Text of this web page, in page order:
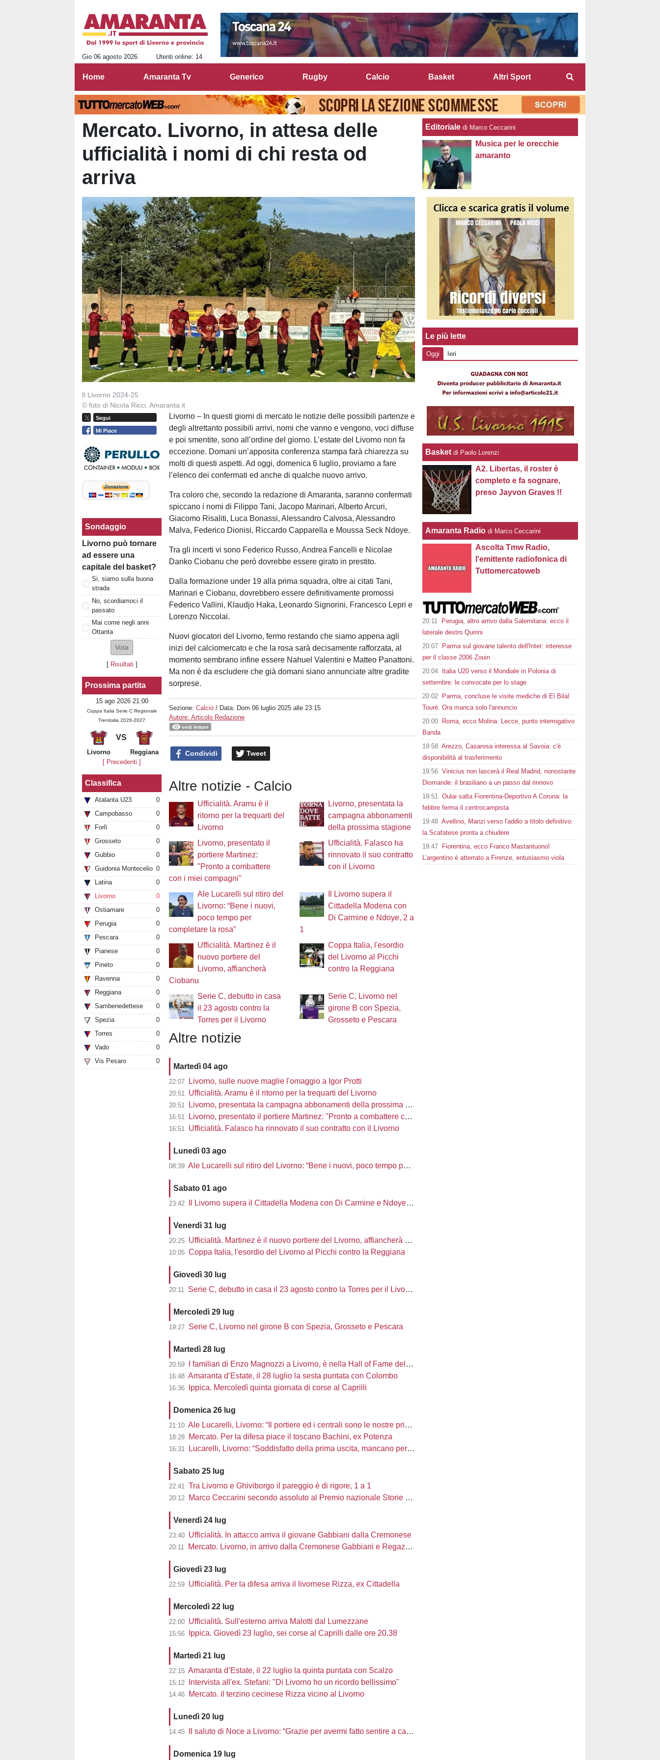
Gio 06 agosto 2026 Utenti online: 14
Home Amaranta Tv Generico Rugby Calcio Basket Altri Sport
Mercato. Livorno, in attesa delle
ufficialità i nomi di chi resta od
arriva
Il Livorno 2024-25
© foto di Nicola Ricci, Amaranta.it
Segui
Mi Piace
Sondaggio
Livorno può tornare
ad essere una
capitale del basket?
Si, siamo sulla buona
strada
No, scordiamoci il
passato
Mai come negli anni
Ottanta
[ Risultati ]
Prossima partita
15 ago 2026 21:00
Coppa Italia Serie C Regionale
Trenitalia 2026-2027
VS
Livorno
Reggiana
[ Precedenti ]
Classifica
Atalanta U23
0
Campobasso
0
Forlì
0
Grosseto
0
Gubbio
0
Guidonia Montecelio 0
Latina
0
Livorno
0
Ostiamare
0
Perugia
0
Pescara
0
Pianese
0
Pineto
0
Ravenna
0
Reggiana
0
Sambenedettese
0
Spezia
0
Torres
0
Vado
0
Vis Pesaro
0
Livorno – In questi giorni di mercato le notizie delle possibili partenze e
degli altrettanto possibili arrivi, nomi che vanno e vengono, voci diffuse
e poi smentite, sono all’ordine del giorno. L’estate del Livorno non fa
eccezione. Domani un’apposita conferenza stampa farà chiarezza su
molti di questi aspetti. Ad oggi, domenica 6 luglio, proviamo a fare
l’elenco dei confermati ed anche di qualche nuovo arrivo.
Tra coloro che, secondo la redazione di Amaranta, saranno confermati
spiccano i nomi di Filippo Tani, Jacopo Marinari, Alberto Arcuri,
Giacomo Risaliti, Luca Bonassi, Alessandro Calvosa, Alessandro
Malva, Federico Dionisi, Riccardo Capparella e Moussa Seck Ndoye.
Tra gli incerti vi sono Federico Russo, Andrea Fancelli e Nicolae
Danko Ciobanu che però dovrebbe essere girato in prestito.
Dalla formazione under 19 alla prima squadra, oltre ai citati Tani,
Marinari e Ciobanu, dovrebbero essere definitivamente promossi
Federico Vallini, Klaudjo Haka, Leonardo Signorini, Francesco Lepri e
Lorenzo Niccolai.
Nuovi giocatori del Livorno, fermo restando che siamo appena agli
inizi del calciomercato e che la rosa sarà decisamente rafforzata, al
momento sembrano infine essere Nahuel Valentini e Matteo Panattoni.
Ma non è da escludere che già domani siano annunciate altre gradite
sorprese.
Sezione:Calcio / Data: Dom 06 luglio 2025 alle 23:15
Autore: Articolo Redazione
vedi letture
Condividi Tweet
Altre notizie - Calcio
Ufficialità. Aramu è il
ritorno per la trequarti del
Livorno
Livorno, presentata la
campagna abbonamenti
della prossima stagione
Livorno, presentato il
portiere Martinez:
"Pronto a combattere
con i miei compagni"
Ufficialità. Falasco ha
rinnovato il suo contratto
con il Livorno
Ale Lucarelli sul ritiro del
Livorno: “Bene i nuovi,
poco tempo per
completare la rosa”
Il Livorno supera il
Cittadella Modena con
Di Carmine e Ndoye, 2 a
1
Ufficialità. Martinez è il
nuovo portiere del
Livorno, affiancherà
Ciobanu
Coppa Italia, l'esordio
del Livorno al Picchi
contro la Reggiana
Serie C, debutto in casa
il 23 agosto contro la
Torres per il Livorno
Serie C, Livorno nel
girone B con Spezia,
Grosseto e Pescara
Altre notizie
Martedì 04 ago
22:07 Livorno, sulle nuove maglie l'omaggio a Igor Protti
20:51 Ufficialità. Aramu è il ritorno per la trequarti del Livorno
20:51 Livorno, presentata la campagna abbonamenti della prossima stagione
16:51 Livorno, presentato il portiere Martinez: "Pronto a combattere con i miei compagni"
16:51 Ufficialità. Falasco ha rinnovato il suo contratto con il Livorno
Lunedì 03 ago
08:39 Ale Lucarelli sul ritiro del Livorno: “Bene i nuovi, poco tempo per completare la rosa”
Sabato 01 ago
23:42 Il Livorno supera il Cittadella Modena con Di Carmine e Ndoye, 2 a 1
Venerdì 31 lug
20:25 Ufficialità. Martinez è il nuovo portiere del Livorno, affiancherà Ciobanu
10:05 Coppa Italia, l'esordio del Livorno al Picchi contro la Reggiana
Giovedì 30 lug
20:11 Serie C, debutto in casa il 23 agosto contro la Torres per il Livorno
Mercoledì 29 lug
19:27 Serie C, Livorno nel girone B con Spezia, Grosseto e Pescara
Martedì 28 lug
20:59 I familiari di Enzo Magnozzi a Livorno, è nella Hall of Fame del calcio Usa
16:48 Amaranta d’Estate, il 28 luglio la sesta puntata con Colombo
16:36 Ippica. Mercoledì quinta giornata di corse al Caprilli
Domenica 26 lug
21:10 Ale Lucarelli, Livorno: “Il portiere ed i centrali sono le nostre priorità”
18:28 Mercato. Per la difesa piace il toscano Bachini, ex Potenza
16:31 Lucarelli, Livorno: “Soddisfatto della prima uscita, mancano però una decina di innesti”
Sabato 25 lug
22:41 Tra Livorno e Ghiviborgo il pareggio è di rigore, 1 a 1
20:12 Marco Ceccarini secondo assoluto al Premio nazionale Storie di Sport
Venerdì 24 lug
23:40 Ufficialità. In attacco arriva il giovane Gabbiani dalla Cremonese
20:11 Mercato. Livorno, in arrivo dalla Cremonese Gabbiani e Regazzetti
Giovedì 23 lug
22:59 Ufficialità. Per la difesa arriva il livornese Rizza, ex Cittadella
Mercoledì 22 lug
22:00 Ufficialità. Sull'esterno arriva Malotti dal Lumezzane
15:56 Ippica. Giovedì 23 luglio, sei corse al Caprilli dalle ore 20.38
Martedì 21 lug
22:15 Amaranta d’Estate, il 22 luglio la quinta puntata con Scalzo
15:12 Intervista all'ex. Stefani: "Di Livorno ho un ricordo bellissimo"
14:46 Mercato. il terzino cecinese Rizza vicino al Livorno
Lunedì 20 lug
14:45 Il saluto di Noce a Livorno: “Grazie per avermi fatto sentire a casa”
Domenica 19 lug
Editoriale di Marco Ceccarini
Musica per le orecchie
amaranto
Le più lette
Oggi Ieri
Basket di Paolo Lorenzi
A2. Libertas, il roster è
completo e fa sognare,
preso Jayvon Graves !!
Amaranta Radio di Marco Ceccarini
Ascolta Tmw Radio,
l'emittente radiofonica di
Tuttomercatoweb
20:11
Perugia, altro arrivo dalla Salernitana: ecco il
laterale destro Quirini
20:07
Parma sul giovane talento dell'Inter: interesse
per il classe 2006 Zouin
20:04
Italia U20 verso il Mondiale in Polonia di
settembre: le convocate per lo stage
20:02
Parma, concluse le visite mediche di El Bilal
Touré. Ora manca solo l'annuncio
20:00
Roma, ecco Molina. Lecce, punto interrogativo
Banda
19:58 Arezzo, Casarosa interessa al Savoia: c'è
disponibilità al trasferimento
19:56 Vinicius non lascerà il Real Madrid, nonostante
Diomande: il brasiliano a un passo dal rinnovo
19:51 Oulai salta Fiorentina-Deportivo A Coruna: la
febbre ferma il centrocampista
19:48 Avellino, Manzi verso l'addio a titolo definitivo:
la Scafatese pronta a chiudere
19:47
Fiorentina, ecco Franco Mastantuono!
L’argentino è atterrato a Firenze, entusiasmo viola